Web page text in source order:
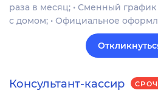
раза в месяц; • Сменный график
с домом; • Официальное
Консультант-кассир